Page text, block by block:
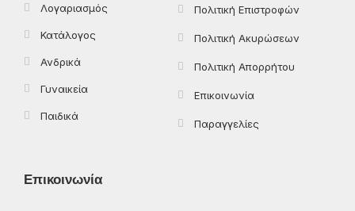
Λογαριασμός
Κατάλογος
Ανδρικά
Γυναικεία
Παιδικά
Πολιτική Επιστροφών
Πολιτική Ακυρώσεων
Πολιτική Απορρήτου
Επικοινωνία
Παραγγελίες
Επικοινωνία